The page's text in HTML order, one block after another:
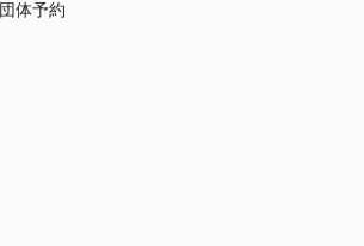
団体予約